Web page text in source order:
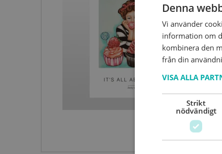
Denna
Vi använder
information om
kombinera den
från din
VISA ALLA
Strikt
nödvändigt